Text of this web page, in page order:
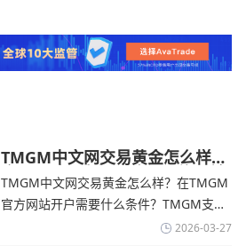
TMGM中文网交易黄金怎么样？
金价下跌，市场评估伊朗停火前
景-TMGM官网
TMGM中文网交易黄金怎么样？在TMGM
官方网站开户需要什么条件？‌‌‌TMGM支持
全球主流的MT4/MT5平台，同时提供功能
2026-03-27